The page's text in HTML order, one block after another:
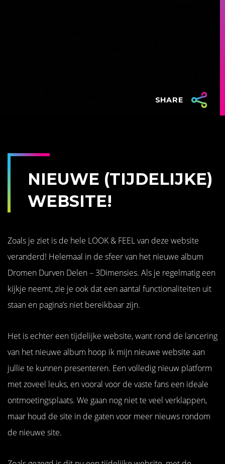
SHARE
NIEUWE (TIJDELIJKE)
WEBSITE!
Zoals je ziet is de hele LOOK & FEEL van deze website
veranderd! Helemaal in de sfeer van het nieuwe album
Dromen Durven Delen – 3Dimensies. Als je regelmatig een
kijkje neemt, zie je ook dat een aantal functionaliteiten uit
staan en pagina’s niet bereikbaar zijn.
Het is echter een tijdelijke website, want rond de lancering
van het nieuwe album hoop ik mijn nieuwe website aan
jullie te kunnen presenteren. Een volledig nieuw platform
met zoveel leuks, en vooral voor de vaste fans een ideale
ontmoetingsplaats. We gaan nog niet te veel verklappen,
maar houd de site in de gaten voor meer nieuws rondom
de nieuwe site.